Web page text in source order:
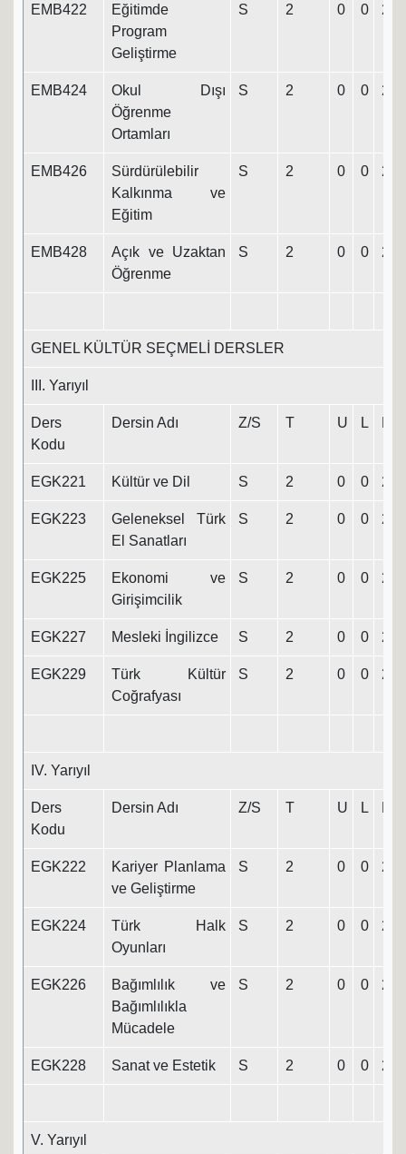
EMB422
Eğitimde
Program
Geliştirme
S 2 0 0 2
EMB424
Okul Dışı
Öğrenme
Ortamları
S 2 0 0 2
EMB426
Sürdürülebilir
Kalkınma ve
Eğitim
S 2 0 0 2
EMB428
Açık ve Uzaktan
Öğrenme
S 2 0 0 2
GENEL KÜLTÜR SEÇMELİ DERSLER
III. Yarıyıl
Ders
Kodu
Dersin Adı Z/S T U L
EGK221 Kültür ve Dil S 2 0 0 2
EGK223
Geleneksel Türk
El Sanatları
S 2 0 0 2
EGK225
Ekonomi ve
Girişimcilik
S 2 0 0 2
EGK227 Mesleki İngilizce S 2 0 0 2
EGK229
Türk Kültür
Coğrafyası
S 2 0 0 2
IV. Yarıyıl
Ders
Kodu
Dersin Adı Z/S T U L
EGK222
Kariyer Planlama
ve Geliştirme
S 2 0 0 2
EGK224
Türk Halk
Oyunları
S 2 0 0 2
EGK226
Bağımlılık ve
Bağımlılıkla
Mücadele
S 2 0 0 2
EGK228 Sanat ve Estetik S 2 0 0 2
V. Yarıyıl